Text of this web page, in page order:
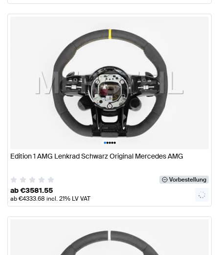
•••••
Edition 1 AMG Lenkrad Schwarz Original Mercedes AMG
Vorbestellung
ab€3581.55
ab€4333.68 incl. 21% LV VAT